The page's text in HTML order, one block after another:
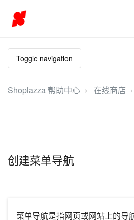
Toggle navigation
Shoplazza 帮助中心 在线商店
创建菜单导航
菜单导航是指网页或网站上的导